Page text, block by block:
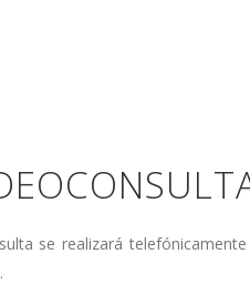
se realizará